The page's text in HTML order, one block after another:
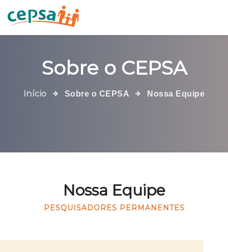
Sobre o CEPSA
Início Sobre o CEPSA Nossa Equipe
Nossa Equipe
PESQUISADORES PERMANENTES